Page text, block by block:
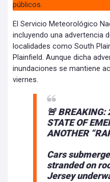
públicos.
El Servicio Meteorológico
incluyendo una advertencia
localidades como South
Plainfield. Aunque dicha
inundaciones se mantiene
viernes.
🚨 BREAKING:
STATE OF
ANOTHER
Cars
stranded on
Jersey